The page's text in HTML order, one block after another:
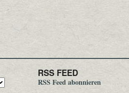
RSS FEED
RSS Feed abonnieren